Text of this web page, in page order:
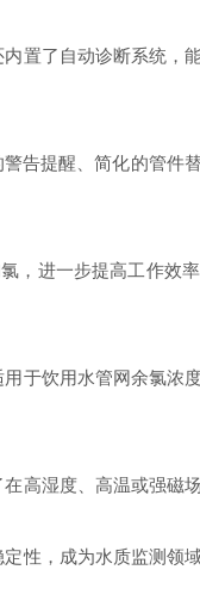
了自动诊断系统，
提醒、简化的管件
进一步提高工作效
饮用水管网余氯浓
湿度、高温或强磁
，成为水质监测领